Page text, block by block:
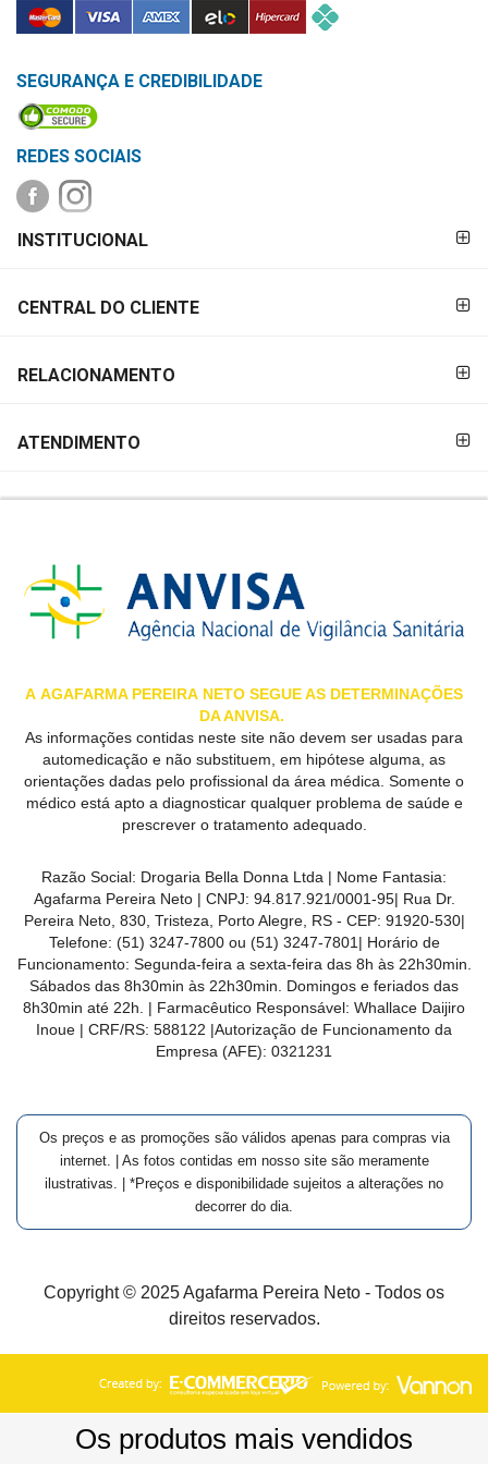
MAIS
CENTRAL
DO
SEGURANÇA E CREDIBILIDADE
REDES SOCIAIS
PAGAMENTO
INSTITUCIONAL
CENTRAL DO CLIENTE
RELACIONAMENTO
ATENDIMENTO
A AGAFARMA PEREIRA NETO SEGUE AS DETERMINAÇÕES
DA ANVISA.
As informações contidas neste site não devem ser usadas para
automedicação e não substituem, em hipótese alguma, as
orientações dadas pelo profissional da área médica. Somente o
médico está apto a diagnosticar qualquer problema de saúde e
prescrever o tratamento adequado.
Razão Social: Drogaria Bella Donna Ltda | Nome Fantasia:
Agafarma Pereira Neto | CNPJ: 94.817.921/0001-95| Rua Dr.
Pereira Neto, 830, Tristeza, Porto Alegre, RS - CEP: 91920-530|
Telefone: (51) 3247-7800 ou (51) 3247-7801| Horário de
Funcionamento: Segunda-feira a sexta-feira das 8h às 22h30min.
Sábados das 8h30min às 22h30min. Domingos e feriados das
8h30min até 22h. | Farmacêutico Responsável: Whallace Daijiro
Inoue | CRF/RS: 588122 |Autorização de Funcionamento da
Empresa (AFE): 0321231
Os preços e as promoções são válidos apenas para compras via
internet. | As fotos contidas em nosso site são meramente
ilustrativas. | *Preços e disponibilidade sujeitos a alterações no
decorrer do dia.
Copyright © 2025 Agafarma Pereira Neto - Todos os
direitos reservados.